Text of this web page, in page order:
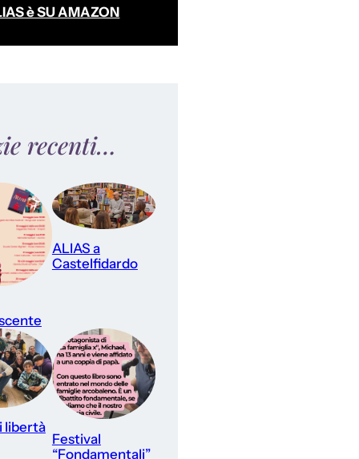
è SU AMAZON
recenti…
ALIAS a
Castelfidardo
libertà
Festival
“Fondamentali”